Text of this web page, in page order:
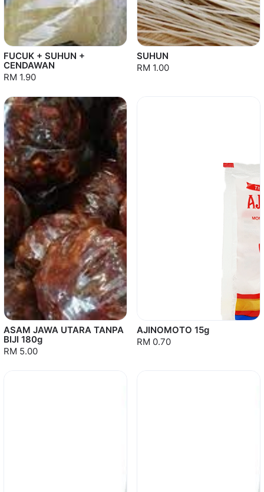
FUCUK + SUHUN +
CENDAWAN
RM 1.90
SUHUN
RM 1.00
ASAM JAWA UTARA TANPA
BIJI 180g
RM 5.00
AJINOMOTO 15g
RM 0.70